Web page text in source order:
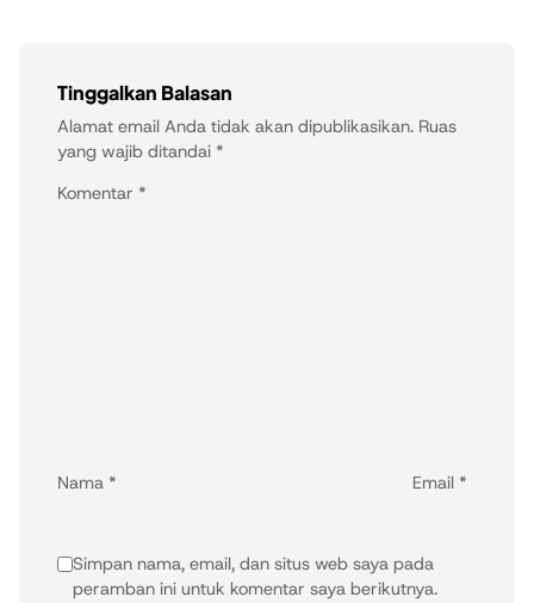
Tinggalkan Balasan
Alamat email Anda tidak akan dipublikasikan. Ruas
yang wajib ditandai *
Komentar *
Nama * Email *
Simpan nama, email, dan situs web saya pada
peramban ini untuk komentar saya berikutnya.